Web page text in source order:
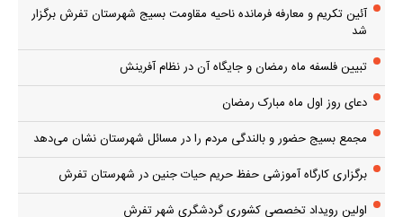
آئین تکریم و معارفه فرمانده ناحیه مقاومت بسیج شهرستان تفرش برگزار
شد
تبیین فلسفه ماه رمضان و جایگاه آن در نظام آفرینش
دعای روز اول ماه مبارک رمضان
مجمع بسیج حضور و بالندگی مردم را در مسائل شهرستان نشان می‌دهد
برگزاری کارگاه آموزشی حفظ حریم حیات جنین در شهرستان تفرش
اولین رویداد تخصصی کشوری گردشگری شهر تفرش